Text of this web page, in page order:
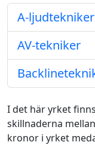
A-ljudtekniker
AV-tekniker
I det här yrket
skillnaderna
kronor i yrket